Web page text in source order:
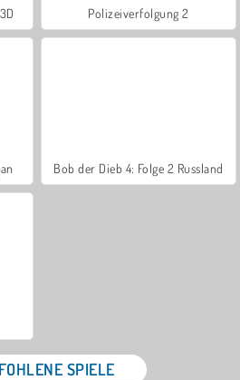
Polizeiverfolgung 2
Bob der Dieb 4: Folge 2 Russland
SPIELE